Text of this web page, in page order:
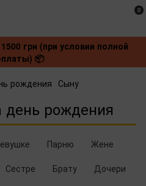
0
грн (при условии полной
📦
рождения Сыну
день рождения
Парню
Жене
Сестре Брату
Дочери